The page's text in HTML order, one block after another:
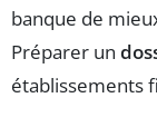
banque de
Préparer un
établissements